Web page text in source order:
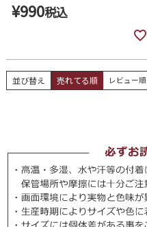
¥990税込
並び替え 売れてる順 レビュー順